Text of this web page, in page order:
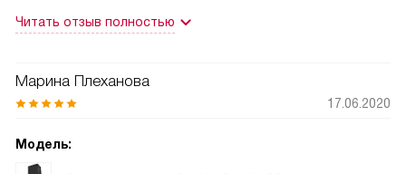
непосредственно на ней. Внешний вид такой, что вообще
и всем советую.
Читать отзыв полностью
Марина Плеханова
17.06.2020
Модель: